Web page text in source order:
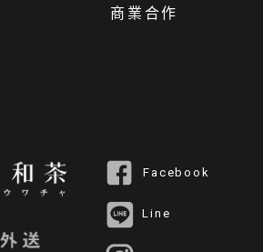
Facebook
Line
商業合作